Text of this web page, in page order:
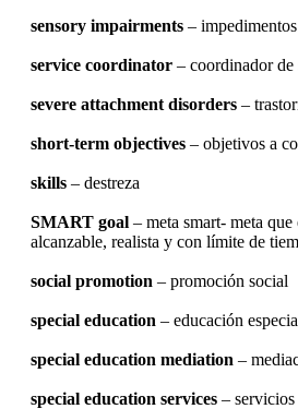
sensory impairments –
service coordinator – coordinador de
severe attachment disorders –
short-term objectives – objetivos a
skills – destreza
SMART goal – meta smart- meta
alcanzable, realista y con límite de
social promotion – promoción social
special education – educación
special education mediation –
special education services – servicios